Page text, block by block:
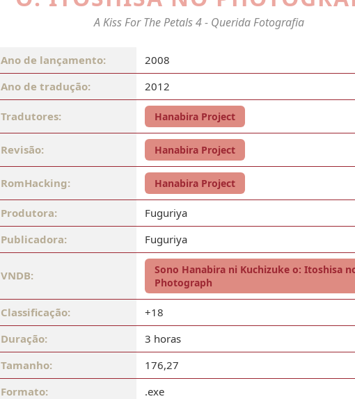
A Kiss For The Petals 4 - Querida Fotografia
Ano de lançamento:
2008
Ano de tradução:
2012
Tradutores: Hanabira Project
Revisão: Hanabira Project
RomHacking: Hanabira Project
Produtora:
Fuguriya
Publicadora:
Fuguriya
VNDB:
Sono Hanabira ni Kuchizuke o: Itoshisa
Photograph
Classificação:
+18
Duração:
3 horas
Tamanho:
176,27
Formato:
.exe